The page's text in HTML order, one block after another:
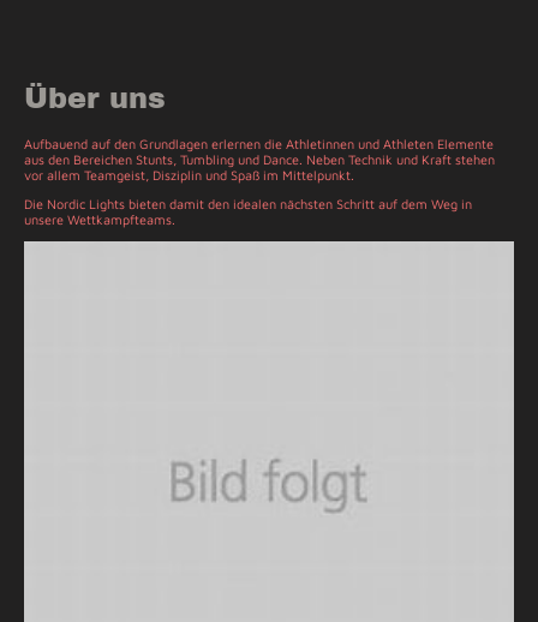
Über uns
Aufbauend auf den Grundlagen erlernen die Athletinnen und Athleten Elemente
aus den Bereichen Stunts, Tumbling und Dance. Neben Technik und Kraft stehen
vor allem Teamgeist, Disziplin und Spaß im Mittelpunkt.
Die Nordic Lights bieten damit den idealen nächsten Schritt auf dem Weg in
unsere Wettkampfteams.